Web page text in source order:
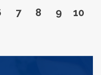
to page
Go to page
7 Go to page
8 Go to
9 Go
10